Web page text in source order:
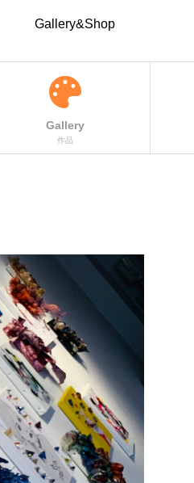
Gallery&Shop
Gallery
作品